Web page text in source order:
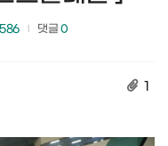
댓글0
1